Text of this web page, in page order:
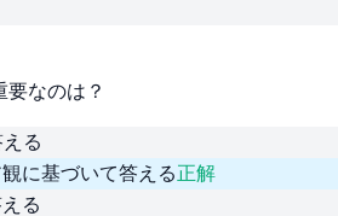
要なのは？
る
に基づいて答える正解
る